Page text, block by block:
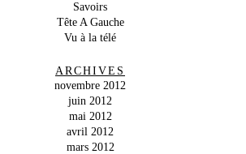
Savoirs
Tête A Gauche
Vu à la télé
ARCHIVES
novembre 2012
juin 2012
mai 2012
avril 2012
mars 2012